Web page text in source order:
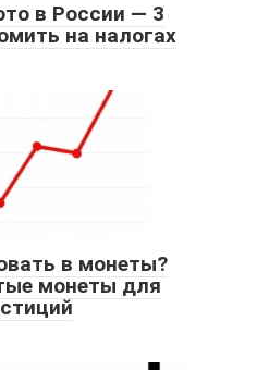
в России — 3
на налогах
в монеты?
монеты для